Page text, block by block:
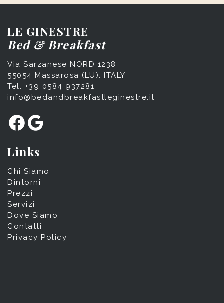
LE GINESTRE
Bed & Breakfast
Via Sarzanese NORD 1238
55054 Massarosa (LU). ITALY
Tel: +39 0584 937281
info@bedandbreakfastleginestre.it
Facebook Google
Links
Chi Siamo
Dintorni
Prezzi
Servizi
Dove Siamo
Contatti
Privacy Policy